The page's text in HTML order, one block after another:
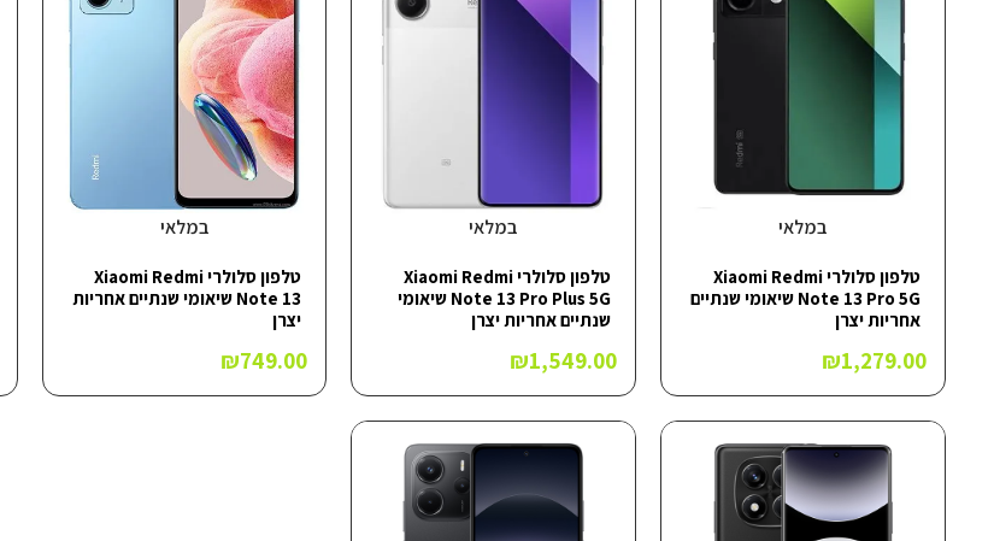
במלאי
טלפון סלולרי Xiaomi Redmi
Note 13 Pro 5G שיאומי שנתיים
אחריות יצרן
₪1,279.00
במלאי
טלפון סלולרי Xiaomi Redmi
Note 13 Pro Plus 5G שיאומי
שנתיים אחריות יצרן
₪1,549.00
במלאי
טלפון סלולרי Xiaomi Redmi
Note 13 שיאומי שנתיים אחריות
יצרן
₪749.00